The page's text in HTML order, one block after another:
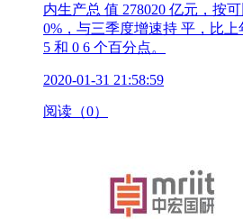
内生产总 值 278020 亿元，按
0%，与三季度增速持 平，比
5 和 0 6 个百分点。
2020-01-31 21:58:59
阅读（0）